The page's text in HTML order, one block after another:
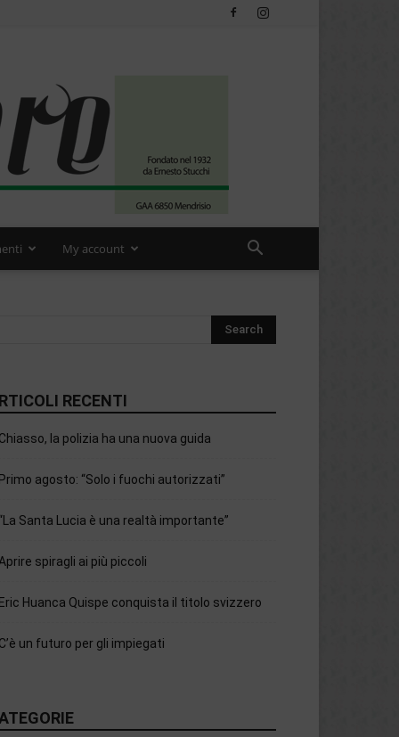
My account
RECENTI
la polizia ha una nuova guida
agosto: “Solo i fuochi autorizzati”
Santa Lucia è una realtà importante”
spiragli ai più piccoli
Huanca Quispe conquista il titolo svizzero
un futuro per gli impiegati